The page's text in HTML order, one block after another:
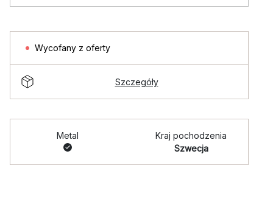
Wycofany z oferty
Szczegóły
Metal
Kraj pochodzenia
Szwecja